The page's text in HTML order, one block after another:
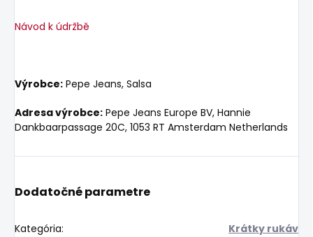
Návod k údržbě
Výrobce: Pepe Jeans, Salsa
Adresa výrobce: Pepe Jeans Europe BV, Hannie
Dankbaarpassage 20C, 1053 RT Amsterdam Netherlands
Dodatočné parametre
Kategória: Krátky rukáv